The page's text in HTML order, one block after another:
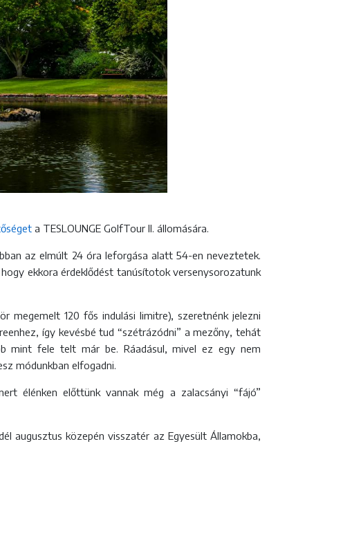
a TESLOUNGE GolfTour II. állomására.
az elmúlt 24 óra leforgása alatt 54-en neveztetek.
ekkora érdeklődést tanúsítotok versenysorozatunk
120 fős indulási limitre), szeretnénk jelezni
így kevésbé tud “szétrázódni” a mezőny, tehát
mint fele telt már be. Ráadásul, mivel ez egy nem
módunkban elfogadni.
élénken előttünk vannak még a zalacsányi “fájó”
augusztus közepén visszatér az Egyesült Államokba,